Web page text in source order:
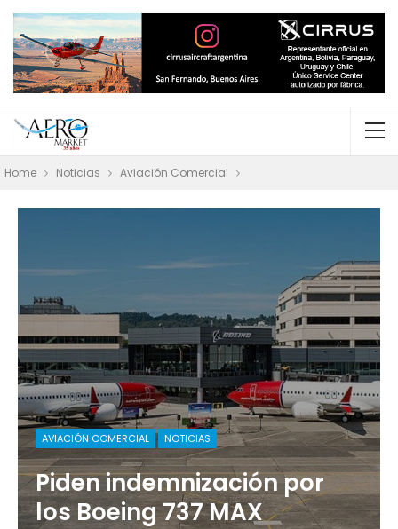
Home Noticias Aviación Comercial
AVIACIÓN COMERCIAL NOTICIAS
Piden indemnización por
los Boeing 737 MAX